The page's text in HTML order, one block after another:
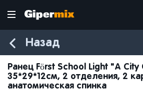
Назад
Ранец Först School Light "A City
35*29*12см, 2 отделения, 2
анатомическая спинка